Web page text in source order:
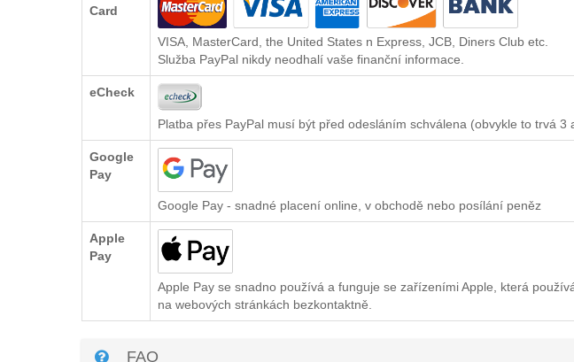
Card
VISA, MasterCard, the United States n Express, JCB, Diners Club etc.
Služba PayPal nikdy neodhalí vaše finanční informace.
eCheck
Platba přes PayPal musí být před odesláním schválena (obvykle to trvá 3
Google
Pay
Google Pay - snadné placení online, v obchodě nebo posílání peněz
Apple
Pay
Apple Pay se snadno používá a funguje se zařízeními Apple, která
na webových stránkách bezkontaktně.
FAQ